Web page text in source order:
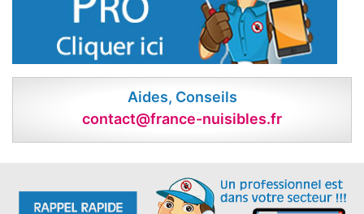
Aides, Conseils
contact@france-nuisibles.fr